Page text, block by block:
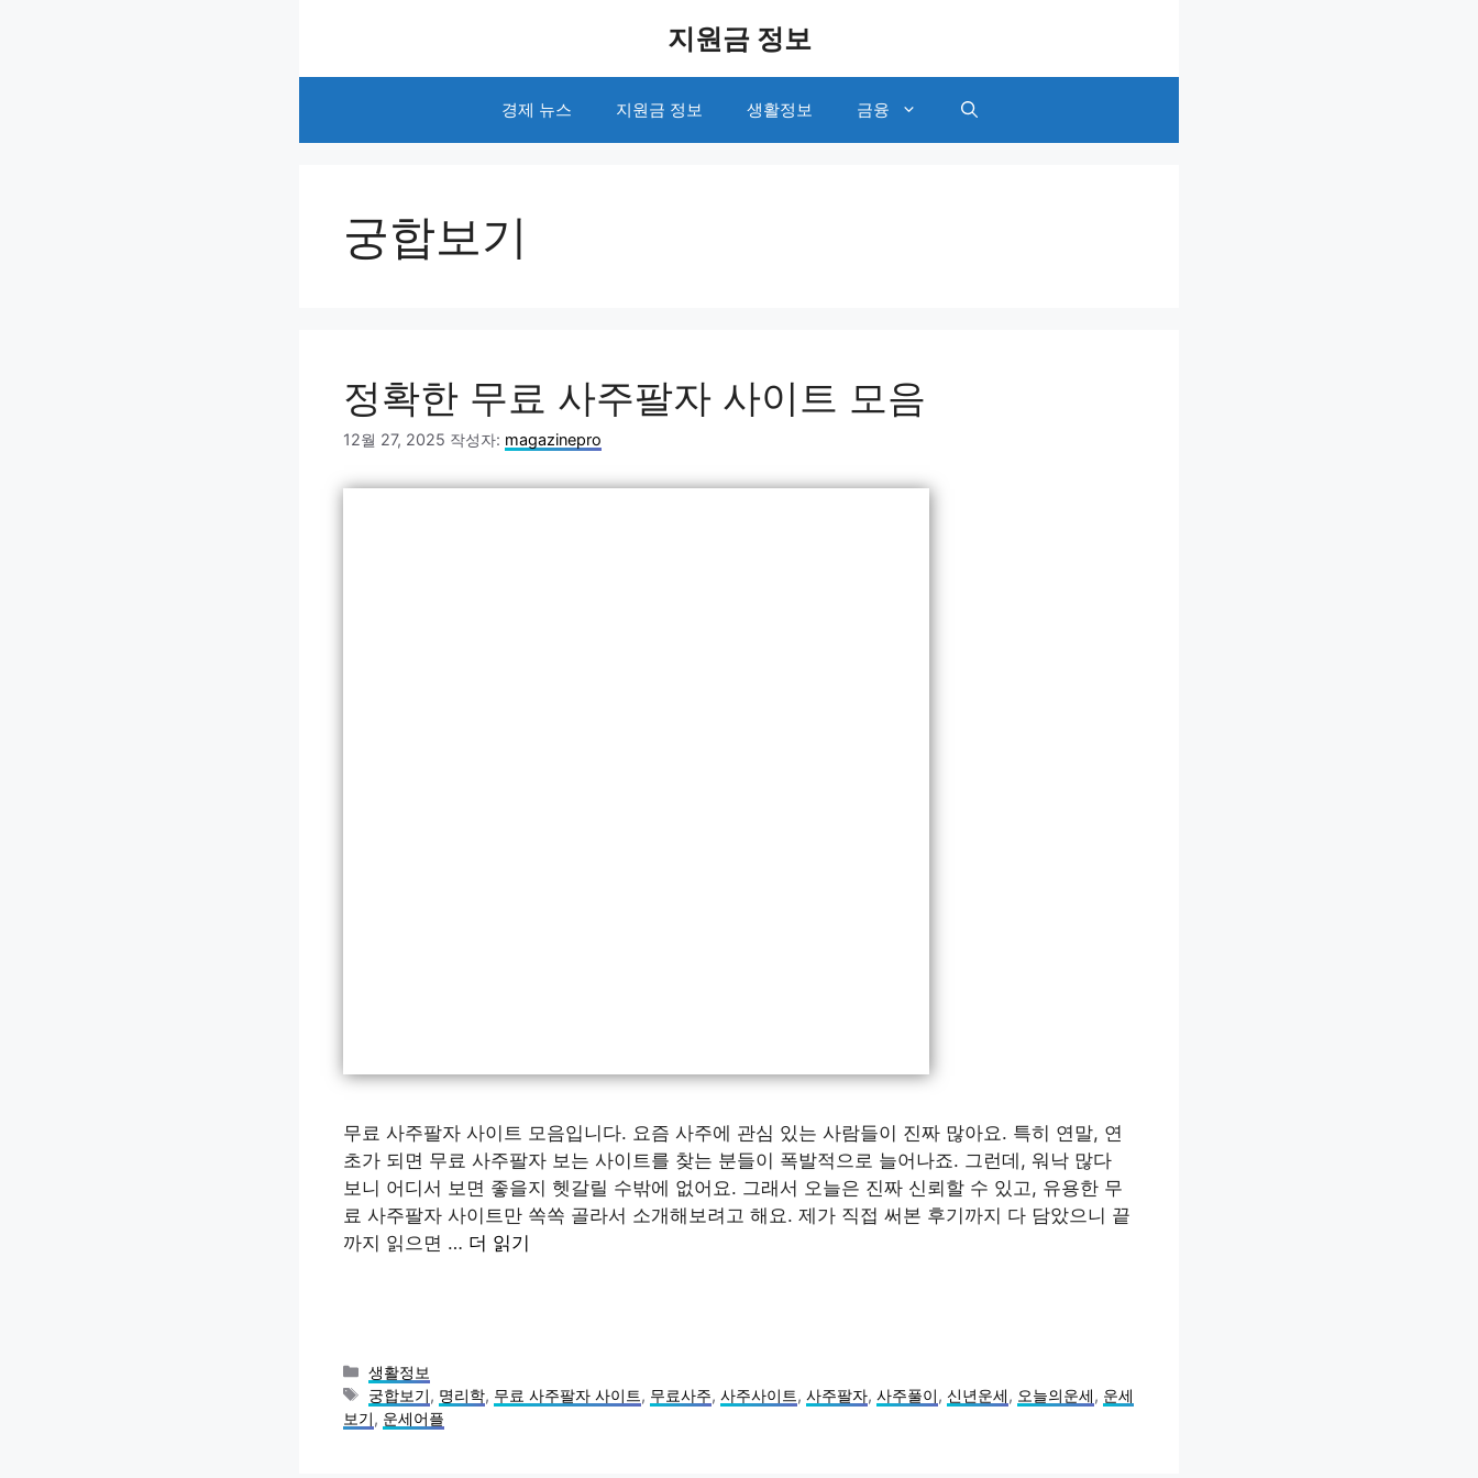
지원금 정보
경제 뉴스 지원금 정보 생활정보 금융
궁합보기
정확한 무료 사주팔자 사이트 모음
12월 27, 2025 작성자: magazinepro
무료 사주팔자 사이트 모음입니다. 요즘 사주에 관심 있는 사람들이 진짜 많아요. 특히 연말, 연
초가 되면 무료 사주팔자 보는 사이트를 찾는 분들이 폭발적으로 늘어나죠. 그런데, 워낙 많다
보니 어디서 보면 좋을지 헷갈릴 수밖에 없어요. 그래서 오늘은 진짜 신뢰할 수 있고, 유용한 무
료 사주팔자 사이트만 쏙쏙 골라서 소개해보려고 해요. 제가 직접 써본 후기까지 다 담았으니 끝
까지 읽으면 … 더 읽기
카
테
고
생활정보
태
그
궁합보기, 명리학, 무료 사주팔자 사이트, 무료사주,사주사이트,사주팔자,사주풀이, 신년운세, 오늘의운세, 운세
보기, 운세어플